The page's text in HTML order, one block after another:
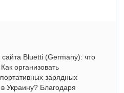
Bluetti (Germany): что
организовать
зарядных
Украину? Благодаря